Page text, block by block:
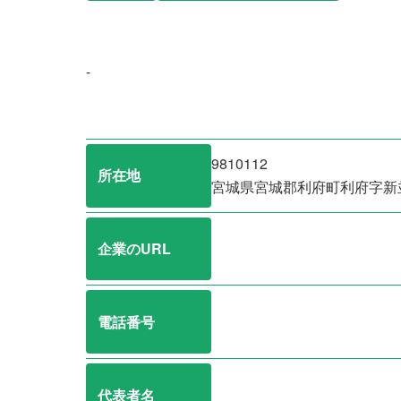
-
所在地
9810112
宮城県宮城郡利府町利府字
企業のURL
電話番号
代表者名